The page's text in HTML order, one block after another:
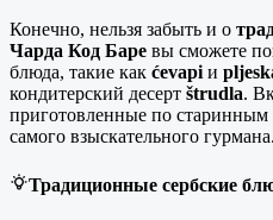
Конечно, нельзя забыть и о
Чарда Код Баре вы сможете
блюда, такие как ćevapi и
кондитерский десерт štrudla.
приготовленные по
самого взыскательного гурмана.
Традиционные сербские